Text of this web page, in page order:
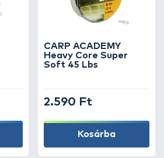
CARP ACADEMY
Heavy Core Super
Soft 45 Lbs
2.590 Ft
Kosárba